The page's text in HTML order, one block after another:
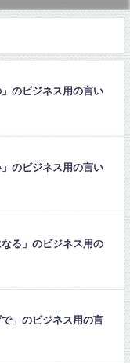
」のビジネス用の言い
」のビジネス用の言い
なる」のビジネス用の
で」のビジネス用の言